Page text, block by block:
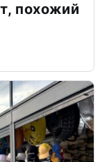
похожий